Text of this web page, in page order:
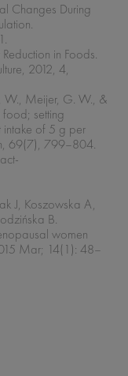
Changes During
in Foods.
2012, 4,
W., Meijer, G. W., &
food; setting
intake of 5 g per
69(7), 799–804.
J, Koszowska A,
B.
women
Mar; 14(1): 48–